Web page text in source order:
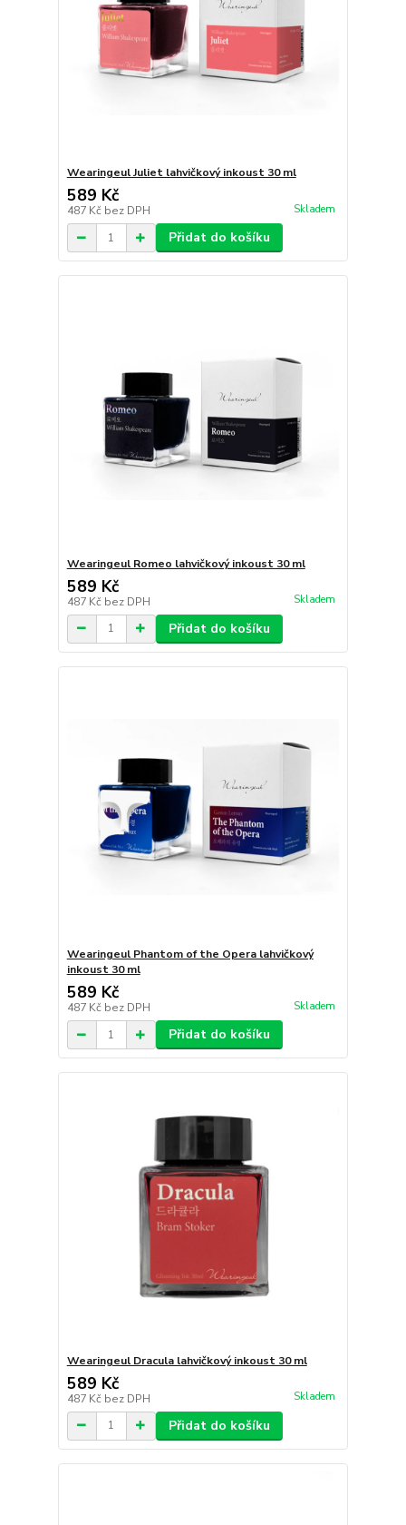
Wearingeul Juliet lahvičkový inkoust 30 ml
589 Kč
487 Kč bez DPH Skladem
Přidat do košíku
Wearingeul Romeo lahvičkový inkoust 30 ml
589 Kč
487 Kč bez DPH Skladem
Přidat do košíku
Wearingeul Phantom of the Opera lahvičkový
inkoust 30 ml
589 Kč
487 Kč bez DPH Skladem
Přidat do košíku
Wearingeul Dracula lahvičkový inkoust 30 ml
589 Kč
487 Kč bez DPH Skladem
Přidat do košíku